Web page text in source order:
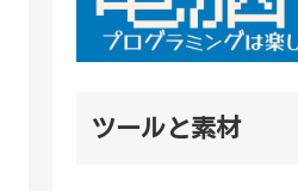
ツールと素材